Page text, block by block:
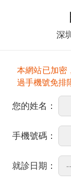
深
本網站已加密
過手機號免排
您的姓名：
手機號碼：
就診日期：